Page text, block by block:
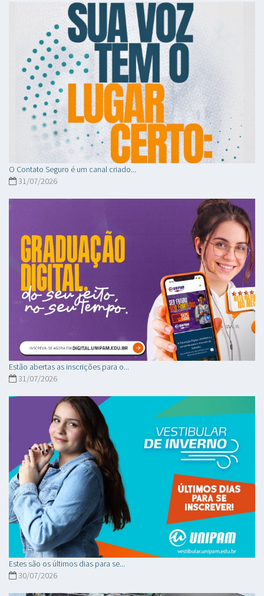
O Contato Seguro é um canal criado...
31/07/2026
Estão abertas as inscrições para o...
31/07/2026
Estes são os últimos dias para se...
30/07/2026